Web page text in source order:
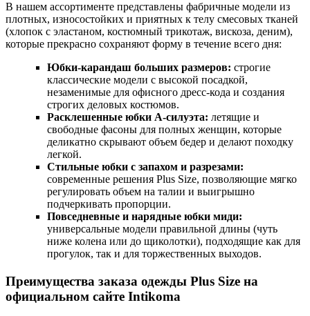
В нашем ассортименте представлены фабричные модели из
плотных, износостойких и приятных к телу смесовых тканей
(хлопок с эластаном, костюмный трикотаж, вискоза, деним),
которые прекрасно сохраняют форму в течение всего дня:
Юбки-карандаш больших размеров: строгие
классические модели с высокой посадкой,
незаменимые для офисного дресс-кода и создания
строгих деловых костюмов.
Расклешенные юбки А-силуэта: летящие и
свободные фасоны для полных женщин, которые
деликатно скрывают объем бедер и делают походку
легкой.
Стильные юбки с запахом и разрезами:
современные решения Plus Size, позволяющие мягко
регулировать объем на талии и выигрышно
подчеркивать пропорции.
Повседневные и нарядные юбки миди:
универсальные модели правильной длины (чуть
ниже колена или до щиколотки), подходящие как для
прогулок, так и для торжественных выходов.
Преимущества заказа одежды Plus Size на
официальном сайте Intikoma